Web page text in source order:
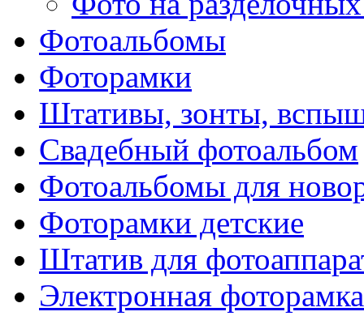
Фотоальбомы
Фоторамки
Штативы, зонты,
Свадебный фотоальбом
Фотоальбомы для
Фоторамки детские
Штатив для
Электронная фоторамка